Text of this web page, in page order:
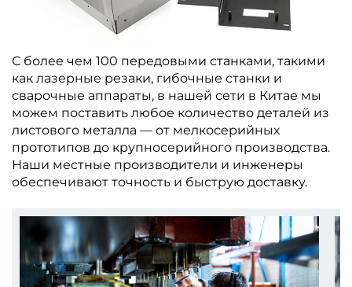
С более чем 100 передовыми станками, такими
как лазерные резаки, гибочные станки и
сварочные аппараты, в нашей сети в Китае мы
можем поставить любое количество деталей из
листового металла — от мелкосерийных
прототипов до крупносерийного производства.
Наши местные производители и инженеры
обеспечивают точность и быструю доставку.